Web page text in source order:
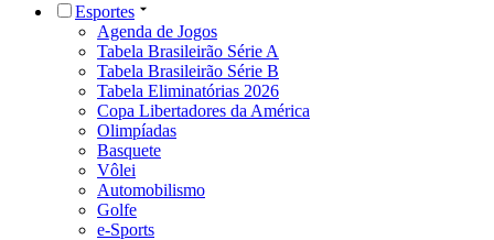
Esportes
Agenda de Jogos
Tabela Brasileirão Série A
Tabela Brasileirão Série B
Tabela Eliminatórias 2026
Copa Libertadores da América
Olimpíadas
Basquete
Vôlei
Automobilismo
Golfe
e-Sports